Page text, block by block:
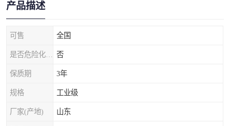
产品描述
可售 全国
否
保质期 3年
规格 工业级
厂家(产地) 山东